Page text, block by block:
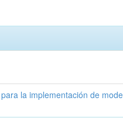
la implementación de